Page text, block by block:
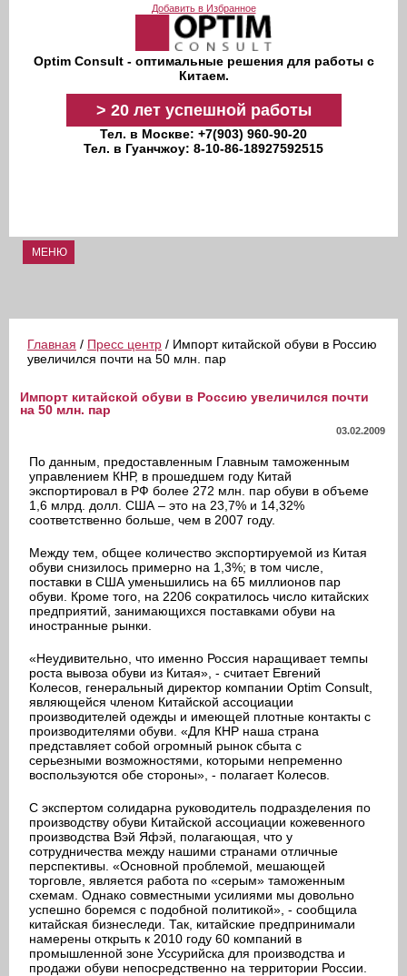
Перейти к основному содержаниюДобавить в Избранное
Optim Consult - оптимальные решения для работы с
Китаем.
> 20 летуспешной работы
Тел. в Москве: +7(903) 960-90-20
Тел. в Гуанчжоу: 8-10-86-18927592515
МЕНЮ
Главная / Пресс центр / Импорт китайской обуви в Россию
увеличился почти на 50 млн. пар
Импорт китайской обуви в Россию увеличился почти
на 50 млн. пар
03.02.2009
По данным, предоставленным Главным таможенным
управлением КНР, в прошедшем году Китай
экспортировал в РФ более 272 млн. пар обуви в объеме
1,6 млрд. долл. США – это на 23,7% и 14,32%
соответственно больше, чем в 2007 году.
Между тем, общее количество экспортируемой из Китая
обуви снизилось примерно на 1,3%; в том числе,
поставки в США уменьшились на 65 миллионов пар
обуви. Кроме того, на 2206 сократилось число китайских
предприятий, занимающихся поставками обуви на
иностранные рынки.
«Неудивительно, что именно Россия наращивает темпы
роста вывоза обуви из Китая», - считает Евгений
Колесов, генеральный директор компании Optim Consult,
являющейся членом Китайской ассоциации
производителей одежды и имеющей плотные контакты с
производителями обуви. «Для КНР наша страна
представляет собой огромный рынок сбыта с
серьезными возможностями, которыми непременно
воспользуются обе стороны», - полагает Колесов.
С экспертом солидарна руководитель подразделения по
производству обуви Китайской ассоциации кожевенного
производства Вэй Яфэй, полагающая, что у
сотрудничества между нашими странами отличные
перспективы. «Основной проблемой, мешающей
торговле, является работа по «серым» таможенным
схемам. Однако совместными усилиями мы довольно
успешно боремся с подобной политикой», - сообщила
китайская бизнеследи. Так, китайские предпринимали
намерены открыть к 2010 году 60 компаний в
промышленной зоне Уссурийска для производства и
продажи обуви непосредственно на территории России.